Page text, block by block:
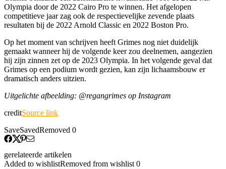
Olympia door de 2022 Cairo Pro te winnen. Het afgelopen
competitieve jaar zag ook de respectievelijke zevende plaats
resultaten bij de 2022 Arnold Classic en 2022 Boston Pro.
Op het moment van schrijven heeft Grimes nog niet duidelijk
gemaakt wanneer hij de volgende keer zou deelnemen, aangezien
hij zijn zinnen zet op de 2023 Olympia. In het volgende geval dat
Grimes op een podium wordt gezien, kan zijn lichaamsbouw er
dramatisch anders uitzien.
Uitgelichte afbeelding: @regangrimes op Instagram
creditSource link
SaveSavedRemoved 0
gerelateerde artikelen
Added to wishlistRemoved from wishlist 0